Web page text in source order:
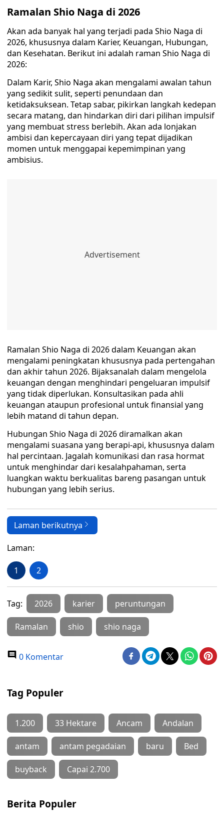
Ramalan Shio Naga di 2026
Akan ada banyak hal yang terjadi pada Shio Naga di
2026, khususnya dalam Karier, Keuangan, Hubungan,
dan Kesehatan. Berikut ini adalah raman Shio Naga di
2026:
Dalam Karir, Shio Naga akan mengalami awalan tahun
yang sedikit sulit, seperti penundaan dan
ketidaksuksean. Tetap sabar, pikirkan langkah kedepan
secara matang, dan hindarkan diri dari pilihan impulsif
yang membuat stress berlebih. Akan ada lonjakan
ambisi dan kepercayaan diri yang tepat dijadikan
momen untuk menggapai kepemimpinan yang
ambisius.
Ramalan Shio Naga di 2026 dalam Keuangan akan
mengalami peningkatan khususnya pada pertengahan
dan akhir tahun 2026. Bijaksanalah dalam mengelola
keuangan dengan menghindari pengeluaran impulsif
yang tidak diperlukan. Konsultasikan pada ahli
keuangan ataupun profesional untuk finansial yang
lebih matand di tahun depan.
Hubungan Shio Naga di 2026 diramalkan akan
mengalami suasana yang berapi-api, khususnya dalam
hal percintaan. Jagalah komunikasi dan rasa hormat
untuk menghindar dari kesalahpahaman, serta
luangkan waktu berkualitas bareng pasangan untuk
hubungan yang lebih serius.
Laman berikutnya
Laman:
1 2
Tag: 2026 karier peruntungan
Ramalan shio shio naga
0 Komentar
Tag Populer
1.200 33 Hektare Ancam Andalan
antam antam pegadaian baru Bed
buyback Capai 2.700
Berita Populer